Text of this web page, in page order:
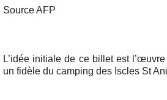
Source AFP
L’idée initiale de ce billet est
un fidèle du camping des Iscles St